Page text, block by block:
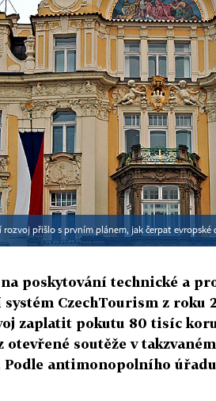
přišlo s prvním plánem, jak čerpat evropské
na poskytování technické a
CzechTourism z roku
zaplatit pokutu 80 tisíc
otevřené soutěže v
antimonopolního